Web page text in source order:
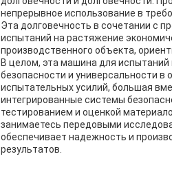
непрерывное использование в
Эта долговечность в сочетании с
испытаний на растяжение
производственного объекта,
В целом, эта машина для
безопасности и универсальности
испытательных усилий, большая
интегрированные системы
тестированием и оценкой
занимаетесь передовыми
обеспечивает надежность и
результатов.